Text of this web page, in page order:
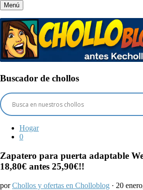
Menú
Buscador de chollos
Hogar
0
Zapatero para puerta adaptable
18,80€ antes 25,90€!!
porChollos y ofertas en Cholloblog · 20